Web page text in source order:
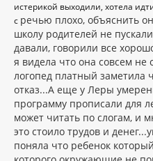
истерикой выходили, хотела
с речью плохо, объяснить
школу родителей не
давали, говорили все
я видела что она совсем не
логопед платный заметила
отказ...А еще у Леры
программу прописали для
может читать по слогам, и
это стоило трудов и
поняла что ребенок